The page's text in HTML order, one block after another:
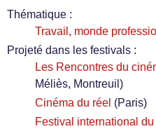
Thématique :
Travail, monde
Projeté dans les festivals :
Les Rencontres du
Méliès, Montreuil)
Cinéma du réel (Paris)
Festival international